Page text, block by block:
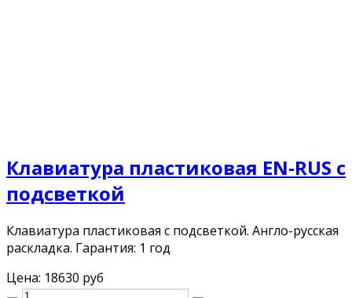
Клавиатура пластиковая EN-RUS с
подсветкой
Клавиатура пластиковая с подсветкой. Англо-русская
раскладка. Гарантия: 1 год
Цена: 18630 руб